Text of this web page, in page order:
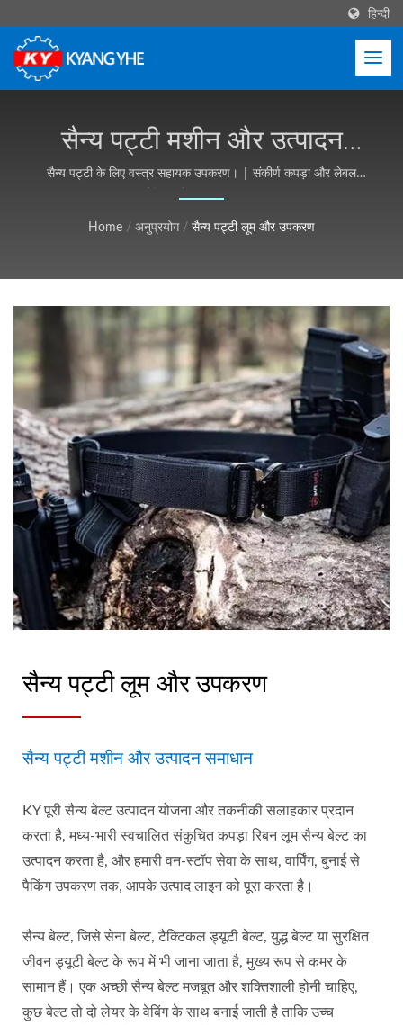
हिन्दी
सैन्य पट्टी मशीन और उत्पादन
समाधान | औद्योगिक वस्त्र
उपकरण, अनुकूलन योग्य, मुफ्त
उद्धरण - Kyang Yhe (KY)
सैन्य पट्टी के लिए वस्त्र सहायक उपकरण। | संकीर्ण कपड़ा और लेबल
मशीनरी, वैश्विक सेवा - Kyang Yhe (KY)
Home / अनुप्रयोग / सैन्य पट्टी लूम और उपकरण
सैन्य पट्टी लूम और उपकरण
सैन्य पट्टी मशीन और उत्पादन समाधान
KY पूरी सैन्य बेल्ट उत्पादन योजना और तकनीकी सलाहकार प्रदान
करता है, मध्य-भारी स्वचालित संकुचित कपड़ा रिबन लूम सैन्य बेल्ट का
उत्पादन करता है, और हमारी वन-स्टॉप सेवा के साथ, वार्पिंग, बुनाई से
पैकिंग उपकरण तक, आपके उत्पाद लाइन को पूरा करता है।
सैन्य बेल्ट, जिसे सेना बेल्ट, टैक्टिकल ड्यूटी बेल्ट, युद्ध बेल्ट या सुरक्षित
जीवन ड्यूटी बेल्ट के रूप में भी जाना जाता है, मुख्य रूप से कमर के
सामान हैं। एक अच्छी सैन्य बेल्ट मजबूत और शक्तिशाली होनी चाहिए,
कुछ बेल्ट तो दो लेयर के वेबिंग के साथ बनाई जाती है ताकि उच्च